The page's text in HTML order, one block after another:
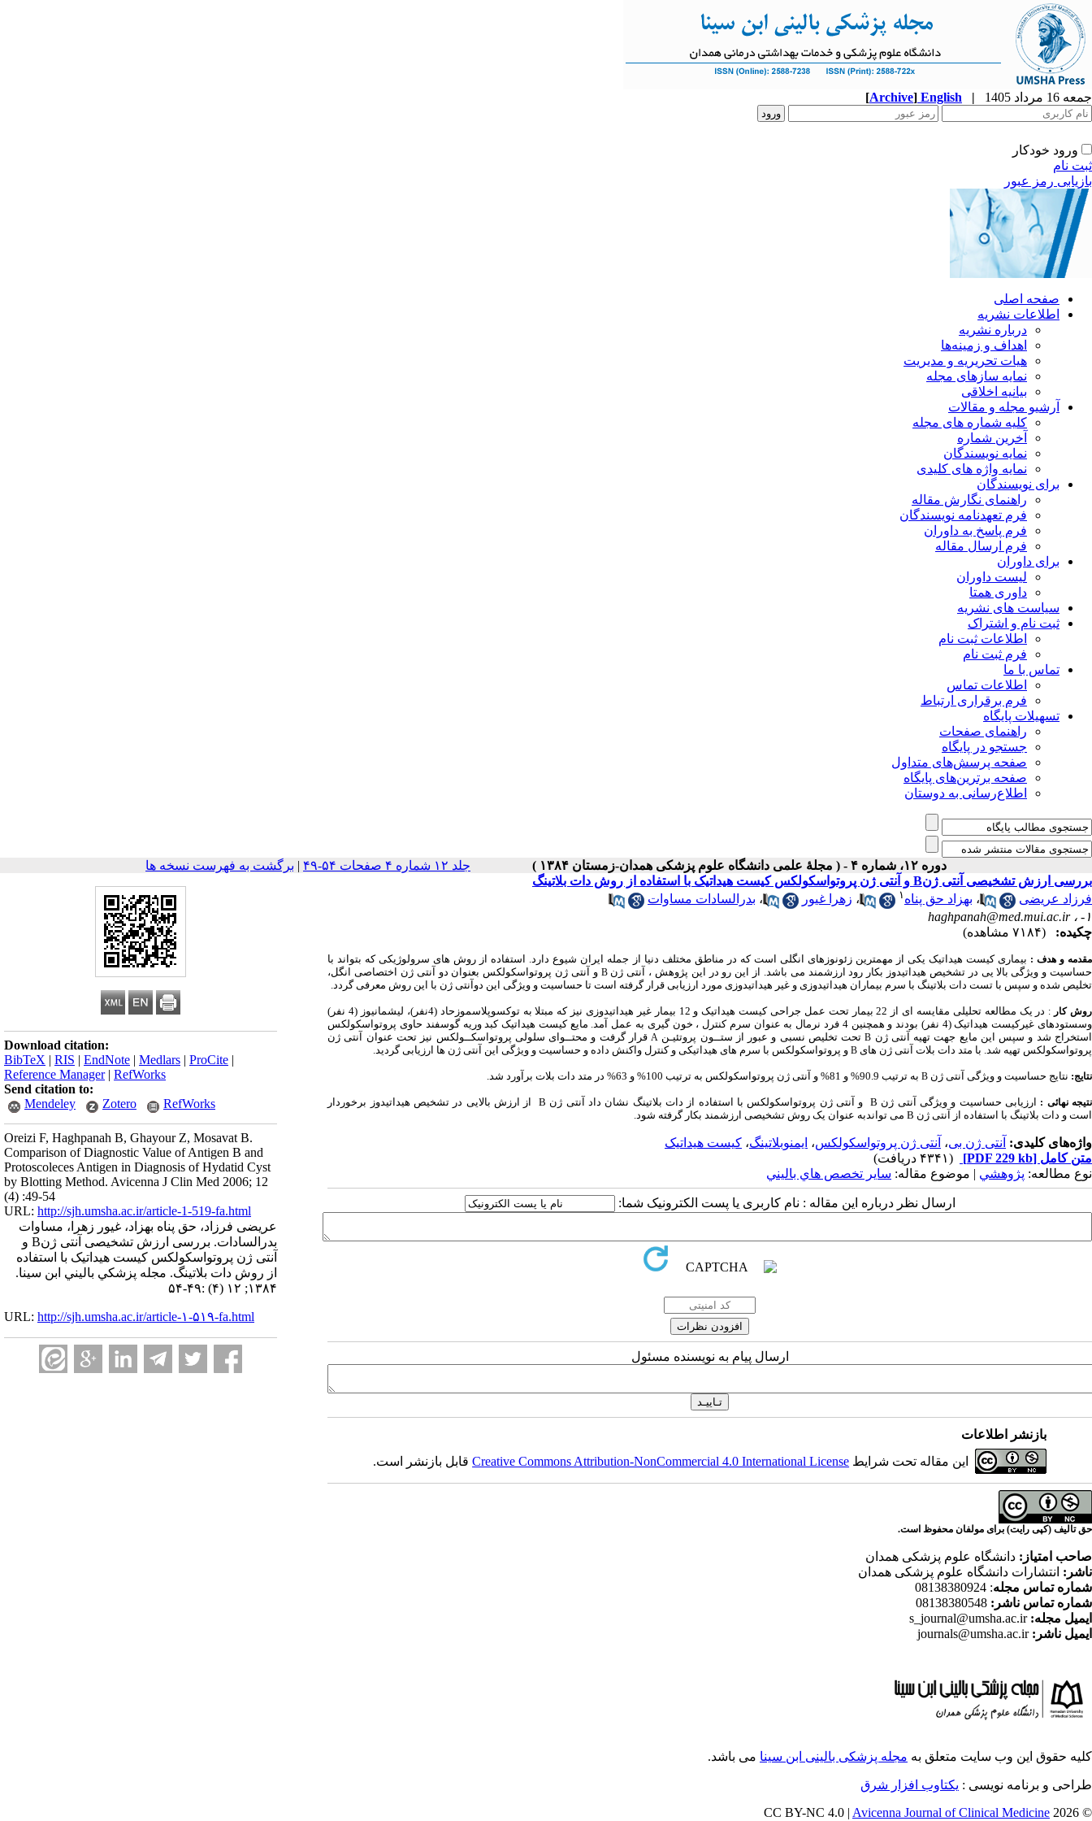
جمعه 16 مرداد 1405 |
English
[Archive]
ورود خودکار
ثبت نام
بازیابی رمز عبور
صفحه اصلی
اطلاعات نشریه
درباره نشریه
اهداف و زمینه‌ها
هیات تحریریه و مدیریت
نمایه سازهای مجله
بیانیه اخلاقی
آرشیو مجله و مقالات
کلیه شماره های مجله
آخرین شماره
نمایه نویسندگان
نمایه واژه های کلیدی
برای نویسندگان
راهنمای نگارش مقاله
فرم تعهدنامه نویسندگان
فرم پاسخ به داوران
فرم ارسال مقاله
برای داوران
لیست داوران
داوری همتا
سیاست های نشریه
ثبت نام و اشتراک
اطلاعات ثبت نام
فرم ثبت نام
تماس با ما
اطلاعات تماس
فرم برقراری ارتباط
تسهیلات پایگاه
راهنمای صفحات
جستجو در پایگاه
صفحه پرسش‌های متداول
صفحه برترین‌های پایگاه
اطلاع‌رسانی به دوستان
دوره ۱۲، شماره ۴ - ( مجلۀ علمی دانشگاه علوم پزشکی همدان-زمستان ۱۳۸۴ ) جلد ۱۲ شماره ۴ صفحات ۵۴-۴۹ | برگشت به فهرست نسخه ها
Download citation:
BibTeX | RIS | EndNote | Medlars | ProCite |
Reference Manager| RefWorks
Send citation to:
Mendeley
Zotero RefWorks
Oreizi F, Haghpanah B, Ghayour Z, Mosavat B.
Comparison of Diagnostic Value of Antigen B and
Protoscoleces Antigen in Diagnosis of Hydatid Cyst
by Blotting Method. Avicenna J Clin Med 2006; 12
(4) :49-54
URL: http://sjh.umsha.ac.ir/article-1-519-fa.html
عریضی فرزاد، حق پناه بهزاد، غیور زهرا، مساوات
بدرالسادات. بررسی ارزش تشخیصی آنتی ژنB و
آنتی ژن پروتواسکولکس کیست هیداتیک با استفاده
از روش دات بلاتینگ. مجله پزشكي باليني ابن سينا.
۱۳۸۴; ۱۲ (۴) :۴۹-۵۴
URL: http://sjh.umsha.ac.ir/article-۱-۵۱۹-fa.html
بررسی ارزش تشخیصی آنتی ژنB و آنتی ژن پروتواسکولکس کیست هیداتیک با استفاده از روش دات بلاتینگ
فرزاد عریضی
، بهزاد حق پناه ۱ ، زهرا غیور ، بدرالسادات مساوات
۱- ،
haghpanah@med.mui.ac.ir
چکیده:
(۷۱۸۴ مشاهده)
مقدمه و هدف : بیماری کیست هیداتیک یکی از مهمترین زئونوزهای انگلی است که در مناطق مختلف دنیا از جمله ایران شیوع دارد. استفاده از روش های سرولوژیکی که بتواند با
حساسیت و ویژگی بالا یی در تشخیص هیداتیدوز بکار رود ارزشمند می باشد. از این رو در این پژوهش ، آنتی ژنB و آنتی ژن پروتواسکولکس بعنوان دو آنتی ژن اختصاصی انگل،
تخلیص شده و سپس با تست دات بلاتینگ با سرم بیماران هیداتیدوزی و غیر هیداتیدوزی مورد ارزیابی قرار گرفته است تا حساسیت و ویژگی این دوآنتی ژن با این روش معرفی گردد.
روش کار :
در یک مطالعه تحلیلی مقایسه ای از 22 بیمار تحت عمل جراحی کیست هیداتیک و 12 بیمار غیر هیداتیدوزی نیز که مبتلا به توکسوپلاسموزحاد (4نفر)، لیشمانیوز (4 نفر)
وسستودهای غیرکیست هیداتیک (4 نفر) بودند و همچنین 4 فرد نرمال به عنوان سرم کنترل ، خون گیری به عمل آمد. مایع کیست هیداتیک کبد وریه گوسفند حاوی پروتواسکولکس
استخراج شد و سپس این مایع جهت تهیه آنتی ژن Bتحت تخلیص نسبی و عبور از ستــون پروتئیـن A قرار گرفت و محتــوای سلولی پروتواسکــولکس نیز تحت عنوان آنتی ژن
پروتواسکولکس تهیه شد. با متد دات بلات آنتی ژن های B و پروتواسکولکس با سرم های هیداتیکی و کنترل واکنش داده و حساسیت و ویژگی این آنتی ژن ها ارزیابی گردید.
نتایج: نتایج حساسیت و ویژگی آنتی ژن B به ترتیب 90.9% و 81% و آنتی ژن پروتواسکولکس به ترتیب 100% و 63% در متد دات بلات برآورد شد.
نتیجه نهائی :
ارزیابی حساسیت و ویژگی آنتی ژن B و آنتی ژن پروتواسکولکس با استفاده از دات بلاتینگ نشان داد آنتی ژن B از ارزش بالایی در تشخیص هیداتیدوز برخوردار
است و دات بلاتینگ با استفاده از آنتی ژن B می تواند به عنوان یک روش تشخیصی ارزشمند بکار گرفته شود
واژه‌های کلیدی: آنتی ژن بی، آنتی ژن پروتواسکولکس، ایمنوبلاتینگ، کیست هیداتیک
متن کامل [PDF 229 kb]
(۴۳۴۱ دریافت)
نوع مطالعه: پژوهشي | موضوع مقاله: سایر تخصص هاي باليني
ارسال نظر درباره این مقاله : نام کاربری یا پست الکترونیک شما:
ارسال پیام به نویسنده مسئول
بازنشر اطلاعات
این مقاله تحت شرایط Creative Commons Attribution-NonCommercial 4.0 International Licenseقابل بازنشر است.
حق تالیف (کپی رایت) برای مولفان محفوظ است.
صاحب امتیاز: دانشگاه علوم پزشکی همدان
ناشر: انتشارات دانشگاه علوم پزشکی همدان
شماره تماس مجله: 08138380924
شماره تماس ناشر:
ایمیل مجله: s_journal@umsha.ac.ir
ایمیل ناشر: journals@umsha.ac.ir
کلیه حقوق این وب سایت متعلق به مجله پزشکی بالینی ابن سینا می باشد.
طراحی و برنامه نویسی : یکتاوب افزار شرق
© 2026 CC BY-NC 4.0 |
Avicenna Journal of Clinical Medicine